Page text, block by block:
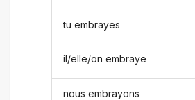
tu embrayes
il/elle/on embraye
nous embrayons